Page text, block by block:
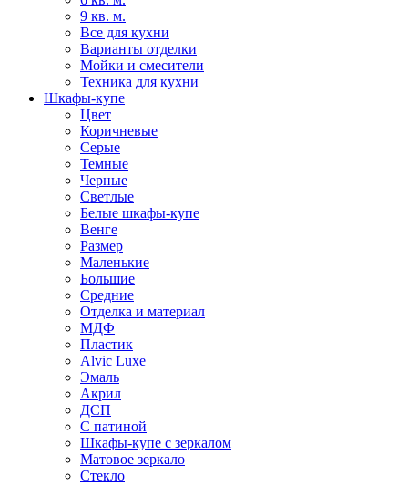
9 кв. м.
Все для кухни
Варианты отделки
Мойки и смесители
Техника для кухни
Шкафы-купе
Цвет
Коричневые
Серые
Темные
Черные
Светлые
Белые шкафы-купе
Венге
Размер
Маленькие
Большие
Средние
Отделка и материал
МДФ
Пластик
Alvic Luxe
Эмаль
Акрил
ДСП
С патиной
Шкафы-купе с зеркалом
Матовое зеркало
Стекло